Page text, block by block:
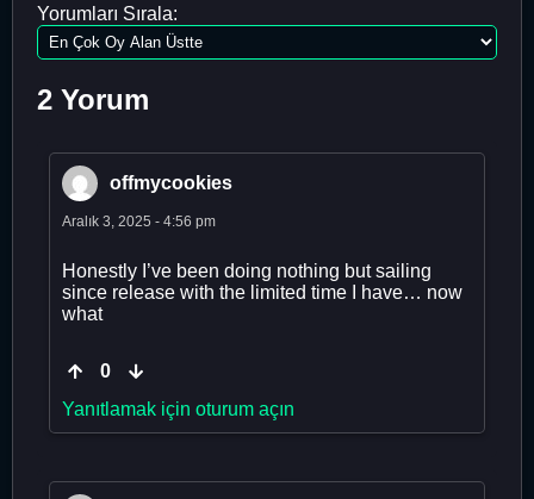
Yorumları Sırala:
2 Yorum
offmycookies
Aralık 3, 2025 - 4:56 pm
Honestly I’ve been doing nothing but sailing
since release with the limited time I have… now
what
0
Yanıtlamak için oturum açın